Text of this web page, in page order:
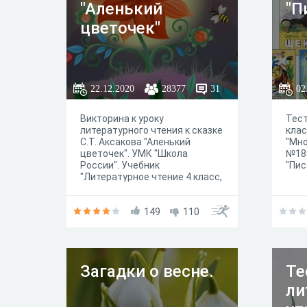
викторины.
"Аленький
цветочек"
22.12.2020 28377 31
Викторина к уроку
литературного чтения к сказке
С.Т. Аксакова "Аленький
цветочек". УМК "Школа
России". Учебник
"Литературное чтение 4 класс,
др.
149 110
Загадки о весне.